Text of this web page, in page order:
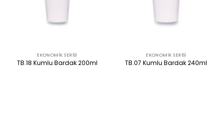
EKONOMIK SERISI
TB.18 Kumlu Bardak 200ml
EKONOMIK SERISI
TB.07 Kumlu Bardak 240ml